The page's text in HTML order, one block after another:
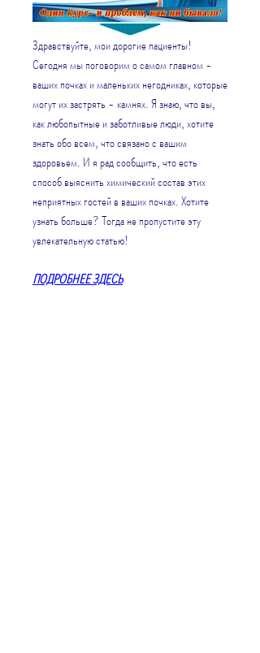
Здравствуйте, мои дорогие пациенты!
Сегодня мы поговорим о самом главном -
ваших почках и маленьких негодниках, которые
могут их застрять - камнях. Я знаю, что вы,
как любопытные и заботливые люди, хотите
знать обо всем, что связано с вашим
здоровьем. И я рад сообщить, что есть
способ выяснить химический состав этих
неприятных гостей в ваших почках. Хотите
узнать больше? Тогда не пропустите эту
увлекательную статью!
ПОДРОБНЕЕ ЗДЕСЬ